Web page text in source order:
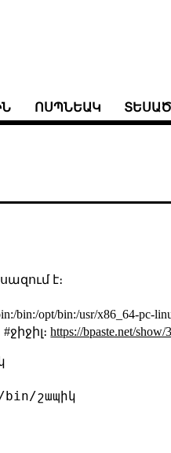
ՈՍՊՆԵԱԿ
է։
opt/bin:/usr/x86_64-pc-
https://bpaste.net/show/
շապիկ